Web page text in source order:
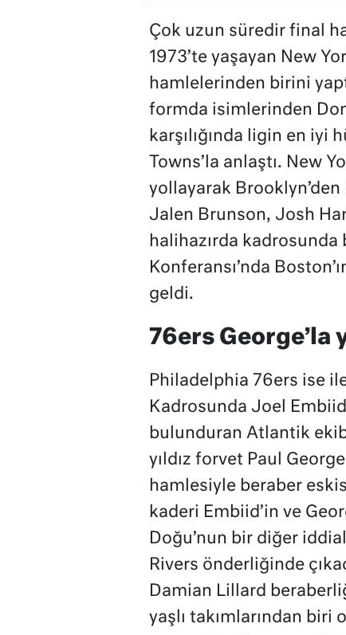
Çok uzun süredir final
1973’te yaşayan New
hamlelerinden birini
formda isimlerinden
karşılığında ligin en iyi
Towns’la anlaştı. New
yollayarak Brooklyn’den
Jalen Brunson, Josh
halihazırda
Konferansı’nda
geldi.
76ers George’la
Philadelphia 76ers ise
Kadrosunda Joel
bulunduran Atlantik
yıldız forvet Paul
hamlesiyle beraber
kaderi Embiid’in ve
Doğu’nun bir diğer
Rivers önderliğinde
Damian Lillard
yaşlı takımlarından biri